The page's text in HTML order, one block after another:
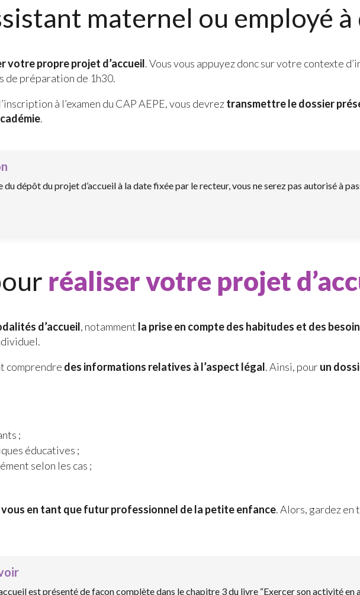
maternel ou employé
votre propre projet d’accueil. Vous vous appuyez donc sur votre contexte
de préparation de 1h30.
à l’examen du CAP AEPE, vous devreztransmettre le dossier
.
du dépôt du projet d’accueil à la date fixée par le recteur, vous ne serez pas autorisé à
réaliser votre projet
d’accueil, notamment la prise en compte des habitudes et des
comprendre des informations relatives à l’aspect légal. Ainsi, pourun
;
éducatives ;
selon les cas ;
vous en tant que futur professionnel de la petite enfance. Alors, gardez en
est présenté de façon complète dans le chapitre 3 du livre “Exercer son activité en